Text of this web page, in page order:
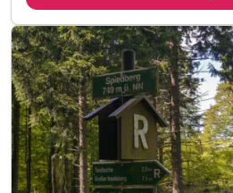
1 x 2-stündige Stadtführung durch
1 x Abendessen am zweiten Abend
inkl. Nutzung des
inkl. W-lan Internetzugang